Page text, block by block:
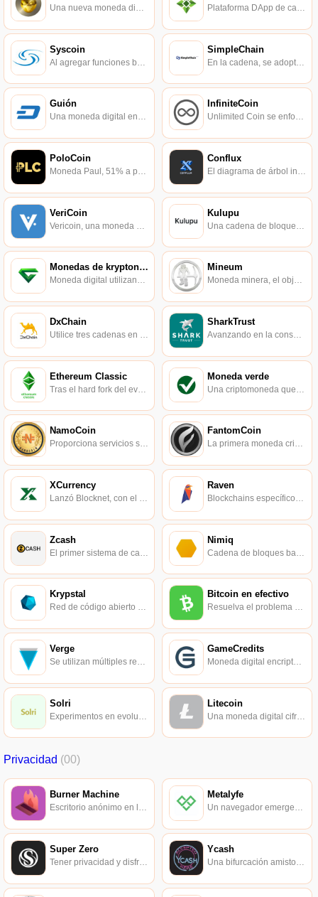
Una nueva moneda digital basada en el cliente Yacoin Script Jane. Plataforma DApp de cadena de bloques pura.
Syscoin SimpleChain
Guión
Una moneda digital encriptada nacida para el anonimato, operación hash súper segura, que protege la privacidad personal.
InfiniteCoin
Unlimited Coin se enfoca en activos digitales en los campos de circulación comercial y promoción de operaciones comerciales.
PoloCoin
Moneda Paul, 51% a prueba de ataques.
Conflux
El diagrama de árbol integra el mecanismo de consenso DAG y PoW para ampliar la concurrencia de transacciones y el rendimiento del sistema.
VeriCoin Kulupu
Monedas de kryptonita
Moneda digital utilizando tecnología mini-blockchain.
Mineum
Moneda minera, el objetivo es convertirse en el punto de referencia para la minería de criptomonedas.
DxChain
Utilice tres cadenas en una para admitir la computación de big data descentralizada.
SharkTrust
Avanzando en la conservación de los tiburones en el mundo a través de la ciencia, la educación y la acción.
Ethereum Classic
Tras el hard fork del evento DAO, la rama del bloque Ethereum que no ha sido respetada ni mejorada.
Moneda verde
NamoCoin
Proporciona servicios similares al DNS tradicional basado en blockchain.
FantomCoin
La primera moneda criptográfica extraída fusionada.
XCurrency
Lanzó Blocknet, con el objetivo de convertirse en una verdadera "Internet de Blockchains".
Raven
Blockchains específicos para casos de uso.
Zcash Nimiq
Krypstal
Red de código abierto descentralizada que puede acceder a Internet de forma anónima a través de IP de enrutamiento de múltiples nodos.
Bitcoin en efectivo
Resuelva el problema de escalabilidad de la red Bitcoin con bloques grandes, tarifas de transacción bajas y confirmación confiable.
Verge
Se utilizan múltiples redes de centros anónimos para lograr la protección de la privacidad y transacciones ultrarrápidas.
GameCredits
Moneda digital encriptada PoW de propiedad conjunta de los participantes y desarrolladores del juego.
Solri Litecoin
Privacidad (00)
Burner Machine
Escritorio anónimo en la nube.
Metalyfe
Un navegador emergente centrado en la privacidad, la seguridad y la navegación inteligente.
Super Zero
Tener privacidad y disfrutar de la libertad.
Ycash
Una bifurcación amistosa de Zcash.